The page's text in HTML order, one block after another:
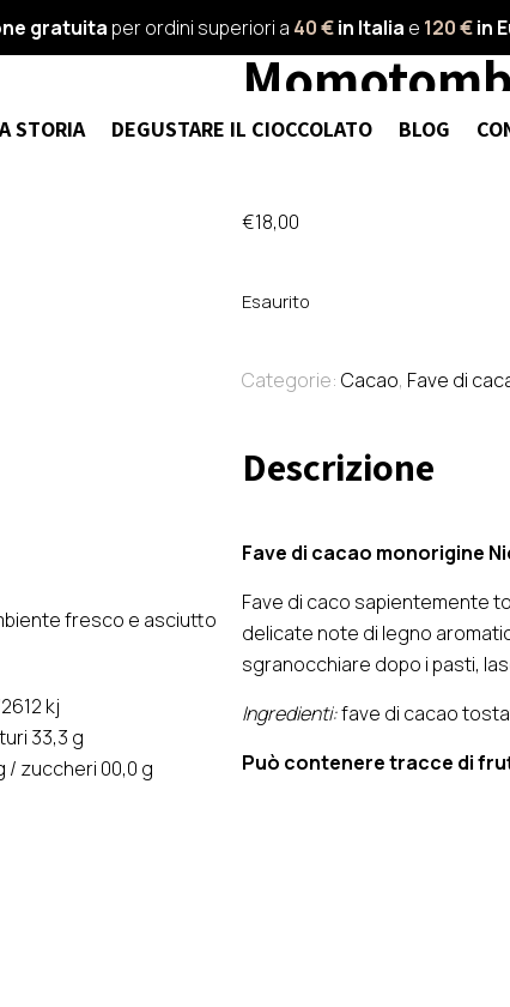
gratuita per ordini superiori a 40 €in Italia e 120 €in
STORIA DEGUSTARE IL CIOCCOLATO BLOG
Fábrica de
tostate –
€18,00
Esaurito
Categorie: Cacao, Fave di
fresco e asciutto
kj
33,3 g
/ zuccheri 00,0 g
Descrizione
Fave di cacao monorigine
Fave di caco sapientemente
delicate note di legno
sgranocchiare dopo i pasti,
Ingredienti:fave di cacao
Può contenere tracce di